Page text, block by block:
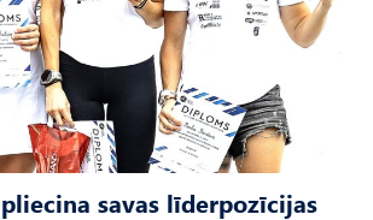
savas līderpozīcijas